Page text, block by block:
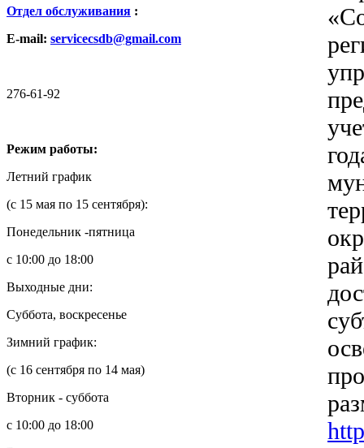
Отдел обслуживания :
E-mail: servicecsdb@gmail.com
276-61-92
Режим работы:
Летний график
(с 15 мая по 15 сентября):
Понедельник -пятница
с 10:00 до 18:00
Выходные дни:
Суббота, воскресенье
Зимний график:
(с 16 сентября по 14 мая)
Вторник - суббота
с 10:00 до 18:00